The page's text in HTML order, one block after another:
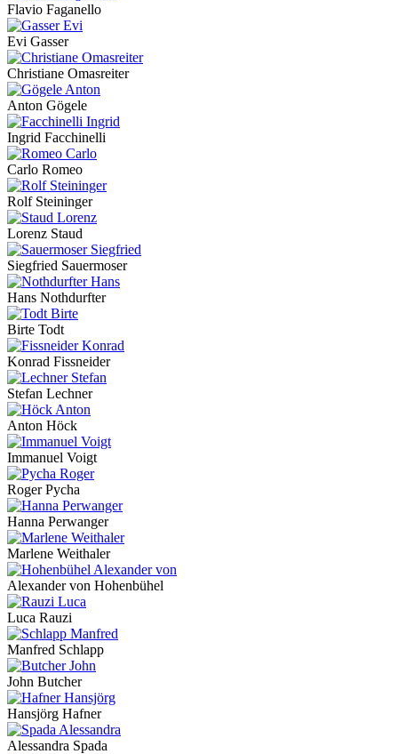
Flavio Faganello
Evi Gasser
Christiane Omasreiter
Anton Gögele
Ingrid Facchinelli
Carlo Romeo
Rolf Steininger
Lorenz Staud
Siegfried Sauermoser
Hans Nothdurfter
Birte Todt
Konrad Fissneider
Stefan Lechner
Anton Höck
Immanuel Voigt
Roger Pycha
Hanna Perwanger
Marlene Weithaler
Alexander von Hohenbühel
Luca Rauzi
Manfred Schlapp
John Butcher
Hansjörg Hafner
Alessandra Spada